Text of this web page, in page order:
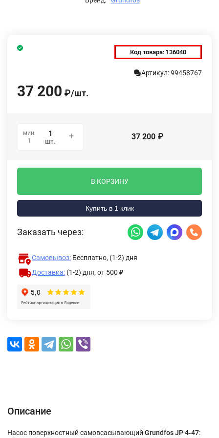
Код товара: 136040
Артикул: 99458767
37 200 ₽/шт.
мин.
1
шт. 37 200 ₽
В КОРЗИНУ
Купить в 1 клик
Заказать через:
Самовывоз: Бесплатно, (1-2) дня
Доставка: (1-2) дня, от 500 ₽
Описание
Насос поверхностный самовсасывающий Grundfos JP 4‑47: